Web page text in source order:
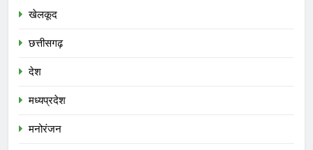
खेलकूद
छत्तीसगढ़
देश
मध्‍यप्रदेश
मनोरंजन